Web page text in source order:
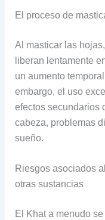
El proceso de
Al masticar las
liberan lentamente
un aumento
embargo, el uso
efectos secundarios
cabeza, problemas
sueño.
Riesgos asociados
otras sustancias
El Khat a menudo